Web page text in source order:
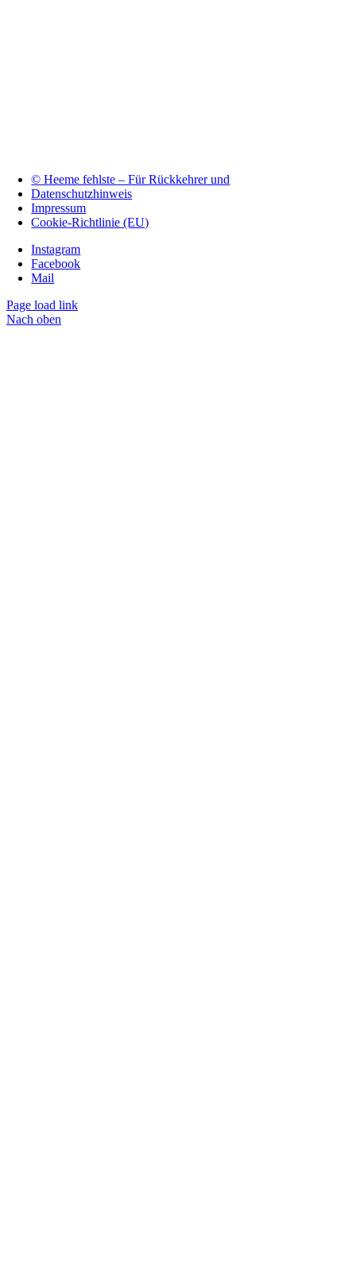
© Heeme fehlste – Für Rückkehrer und
Datenschutzhinweis
Impressum
Cookie-Richtlinie (EU)
Instagram
Facebook
Mail
Page load link
Nach oben